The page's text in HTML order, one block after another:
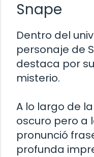
Snape
Dentro del
personaje de
destaca por
misterio.
A lo largo de
oscuro pero a
pronunció
profunda